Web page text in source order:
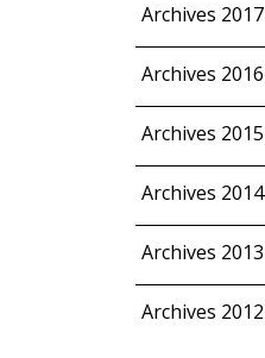
Archives 2017
Archives 2016
Archives 2015
Archives 2014
Archives 2013
Archives 2012